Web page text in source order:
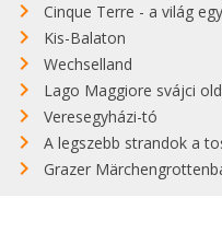
Cinque Terre - a világ
Kis-Balaton
Wechselland
Lago Maggiore svájci
Veresegyházi-tó
A legszebb strandok a
Grazer